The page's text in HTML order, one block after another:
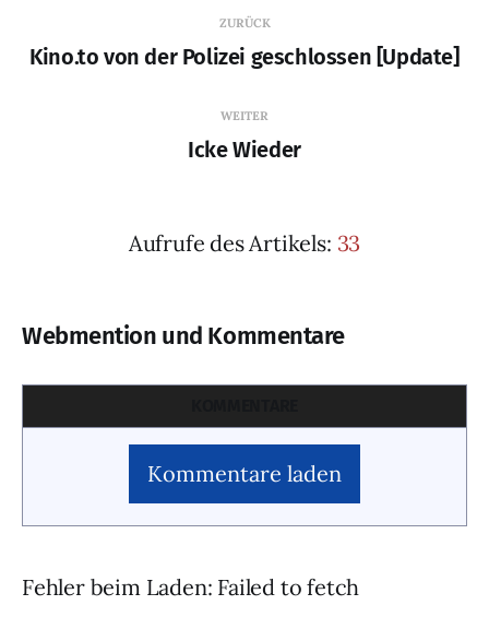
ZURÜCK
Kino.to von der Polizei geschlossen [Update]
WEITER
Icke Wieder
Aufrufe des Artikels: 33
Webmention und Kommentare
Kommentare laden
Fehler beim Laden: Failed to fetch